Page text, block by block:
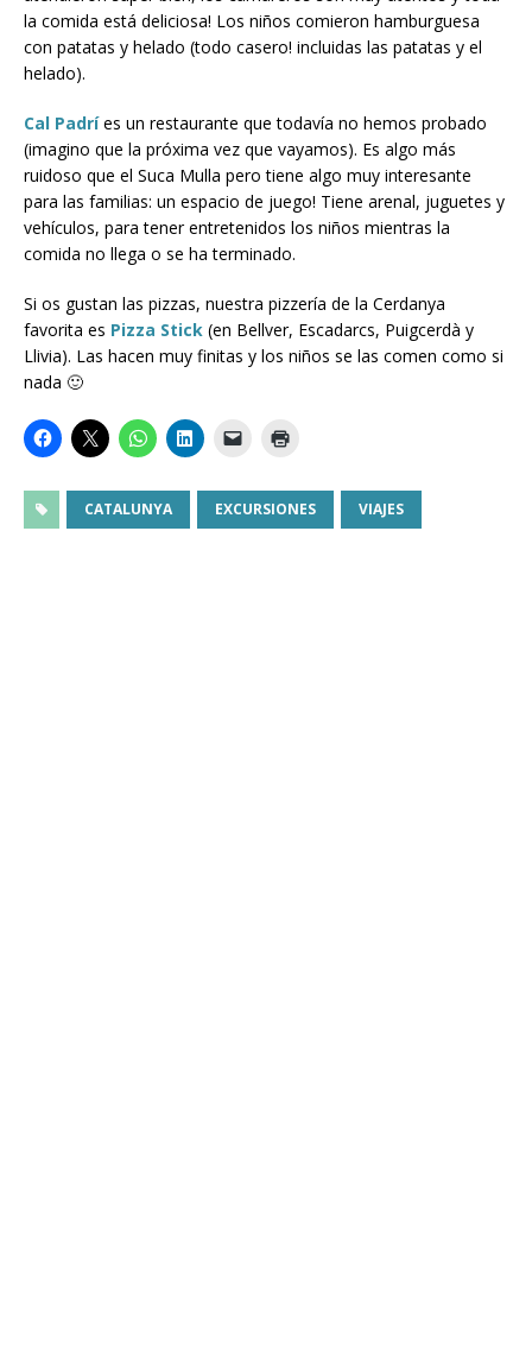
la comida está deliciosa! Los niños comieron hamburguesa
con patatas y helado (todo casero! incluidas las patatas y el
helado).
Cal Padríes un restaurante que todavía no hemos probado
(imagino que la próxima vez que vayamos). Es algo más
ruidoso que el Suca Mulla pero tiene algo muy interesante
para las familias: un espacio de juego! Tiene arenal, juguetes y
vehículos, para tener entretenidos los niños mientras la
comida no llega o se ha terminado.
Si os gustan las pizzas, nuestra pizzería de la Cerdanya
favorita es Pizza Stick (en Bellver, Escadarcs, Puigcerdà y
Llivia). Las hacen muy finitas y los niños se las comen como si
nada 🙂
CATALUNYA EXCURSIONES VIAJES